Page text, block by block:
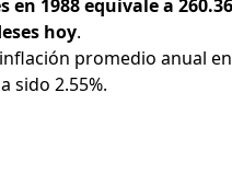
en 1988 equivale a
hoy.
promedio anual
sido 2.55%.